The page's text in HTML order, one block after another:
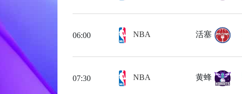
06:00 NBA 活塞
07:30 NBA 黄蜂